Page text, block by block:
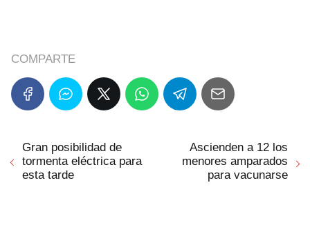
COMPARTE
Gran posibilidad de
tormenta eléctrica para
esta tarde
Ascienden a 12 los
menores amparados
para vacunarse